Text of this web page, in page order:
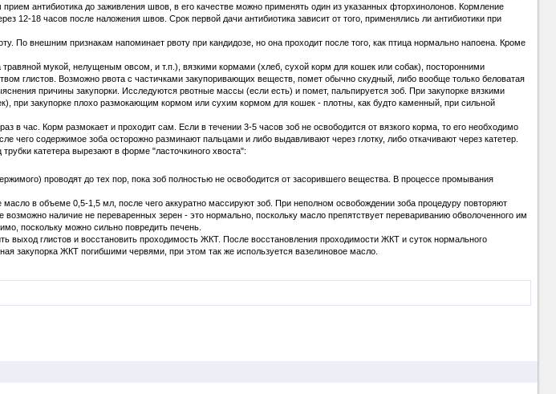
антибиотика до заживления швов, в его качестве можно применять один из указанных фторхинолонов. Кормление
12-18 часов после наложения швов. Срок первой дачи антибиотика зависит от того, применялись ли антибиотики при
По внешним признакам напоминает рвоту при кандидозе, но она проходит после того, как птица нормально напоена. Кроме
мукой, нелущеным овсом, и т.п.), вязкими кормами (хлеб, сухой корм для кошек или собак), посторонними
глистов. Возможно рвота с частичками закупоривающих веществ, помет обычно скудный, либо вообще только беловатая
причины закупорки. Исследуются рвотные массы (если есть) и помет, пальпируется зоб. При закупорке вязкими
при закупорке плохо размокающим кормом или сухим кормом для кошек - плотны, как будто каменный, при сильной
час. Корм размокает и проходит сам. Если в течении 3-5 часов зоб не освободится от вязкого корма, то его необходимо
содержимое зоба осторожно разминают пальцами и либо выдавливают через глотку, либо откачивают через катетер.
катетера вырезают в форме "ласточкиного хвоста":
проводят до тех пор, пока зоб полностью не освободится от засорившего вещества. В процессе промывания
в объеме 0,5-1,5 мл, после чего аккуратно массируют зоб. При неполном освобождении зоба процедуру повторяют
наличие не переваренных зерен - это нормально, поскольку масло препятствует перевариванию обволоченного им
поскольку можно сильно повредить печень.
выход глистов и восстановить проходимость ЖКТ. После восстановления проходимости ЖКТ и суток нормального
закупорка ЖКТ погибшими червями, при этом так же используется вазелиновое масло.